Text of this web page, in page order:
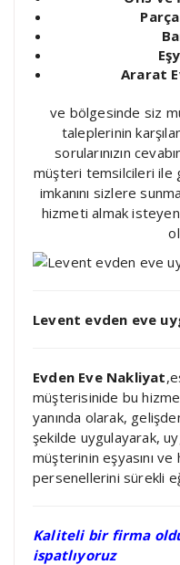
Ararat
ve bölgesinde siz
taleplerinin
sorularınızın
müşteri temsilcileri ile
imkanını sizlere
hizmeti almak
Levent evden eve
Evden Eve Nakliyat
müşterisinide bu
yanında olarak,
şekilde uygulayarak,
müşterinin eşyasını ve
persenellerini sürekli
Kaliteli bir firma
ispatlıyoruz